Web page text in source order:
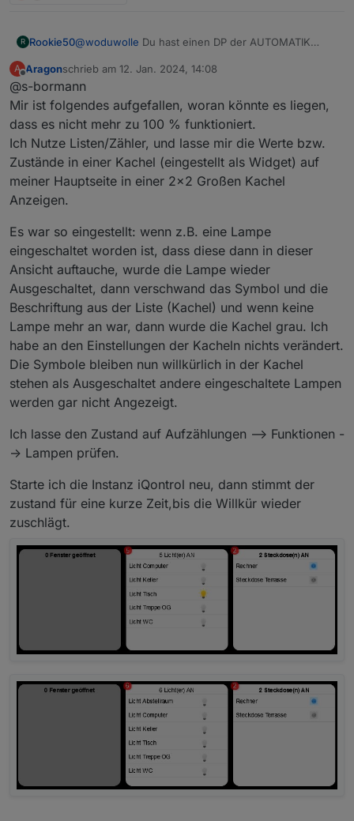
R Rookie50@woduwolle Du hast einen DP der AUTOMATIK
Sprenger EIN/AUS schaltet. Du bentuzt in iQontrol
für die Darstellung "Schalter", soweit richtig?
In der Kachel für den Sprenger 0815 benutzt als
State den Datenpunkt um den Sprenger ein bzw.
auszuschalten. z.B.:
Unten in der Kacheleinstellung benutzt Du dann als
"Bedingung für eine aktive Kachel" den DP von
AUTOMATIK.
Damit sollte es funktionieren
A
Offline
Aragonschrieb am 12. Jan. 2024, 14:08
zuletzt editiert von
@s-bormann
Mir ist folgendes aufgefallen, woran könnte es liegen,
dass es nicht mehr zu 100 % funktioniert.
Ich Nutze Listen/Zähler, und lasse mir die Werte bzw.
Zustände in einer Kachel (eingestellt als Widget) auf
meiner Hauptseite in einer 2x2 Großen Kachel
Anzeigen.
Es war so eingestellt: wenn z.B. eine Lampe
eingeschaltet worden ist, dass diese dann in dieser
Ansicht auftauche, wurde die Lampe wieder
Ausgeschaltet, dann verschwand das Symbol und die
Beschriftung aus der Liste (Kachel) und wenn keine
Lampe mehr an war, dann wurde die Kachel grau. Ich
habe an den Einstellungen der Kacheln nichts verändert.
Die Symbole bleiben nun willkürlich in der Kachel
stehen als Ausgeschaltet andere eingeschaltete Lampen
werden gar nicht Angezeigt.
Ich lasse den Zustand auf Aufzählungen --> Funktionen -
-> Lampen prüfen.
Starte ich die Instanz iQontrol neu, dann stimmt der
zustand für eine kurze Zeit,bis die Willkür wieder
zuschlägt.